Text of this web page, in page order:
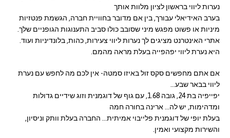
נערות ליווי בראשון לציון מלוות אותך
בערב האידיאלי עבורך, בין אם מדובר בחוויית חברה, הגשמת פנטזיות
מיניות או פשוט מפגש מיני שסובב כולו סביב התענוגות הגופניים שלך.
אתרי האינטרנט מציגים לך נערות ליווי צעירות, כהות, בלונדיניות ועוד.
היא נערת ליווי יפהפייה בעלת מראה מהמם.
אם אתם מחפשים סקס זול באיזו סמטה- אין לכם מה לחפש עם נערת
ליווי בבאר שבע…
יפייפיה בת 24, גובה 1.68, עם גוף של דוגמנית וזוג שידיים גדולות
ומדהימות, יש לה… ארינה בחורה חמה
בעלת יופי של דוגמנית פלייבוי אמיתית… החברה בעלת וותק וניסיון,
והשירות מקצועי ואמין.